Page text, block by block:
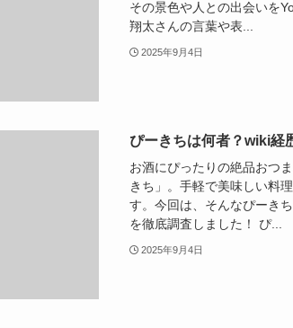
その景色や人との出会いを
翔太さんの言葉や表...
2025年9月4日
ぴーきちは何者？wiki経
お酒にぴったりの絶品おつ
きち」。手軽で美味しい料
す。今回は、そんなぴーき
を徹底調査しました！ ぴ...
2025年9月4日